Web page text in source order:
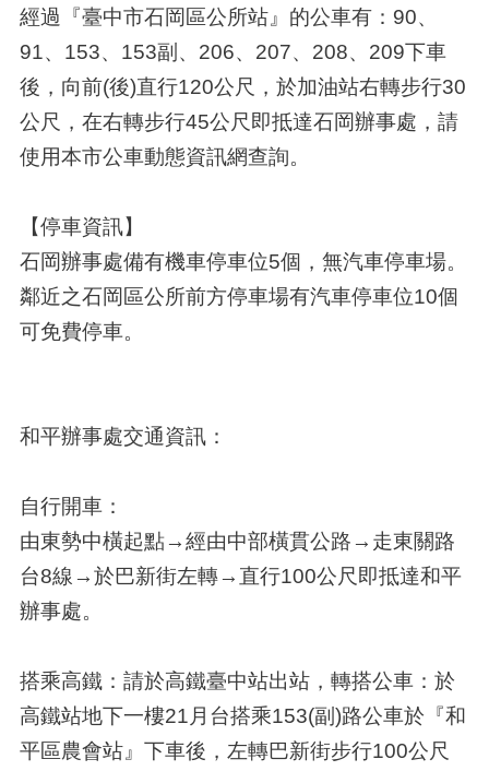
經過『臺中市石岡區公所站』的公車有：90、
91、153、153副、206、207、208、209下車
後，向前(後)直行120公尺，於加油站右轉步行30
公尺，在右轉步行45公尺即抵達石岡辦事處，請
使用本市公車動態資訊網查詢。
【停車資訊】
石岡辦事處備有機車停車位5個，無汽車停車場。
鄰近之石岡區公所前方停車場有汽車停車位10個
可免費停車。
和平辦事處交通資訊：
自行開車：
由東勢中橫起點→經由中部橫貫公路→走東關路
台8線→於巴新街左轉→直行100公尺即抵達和平
辦事處。
搭乘高鐵：請於高鐵臺中站出站，轉搭公車：於
高鐵站地下一樓21月台搭乘153(副)路公車於『和
平區農會站』下車後，左轉巴新街步行100公尺